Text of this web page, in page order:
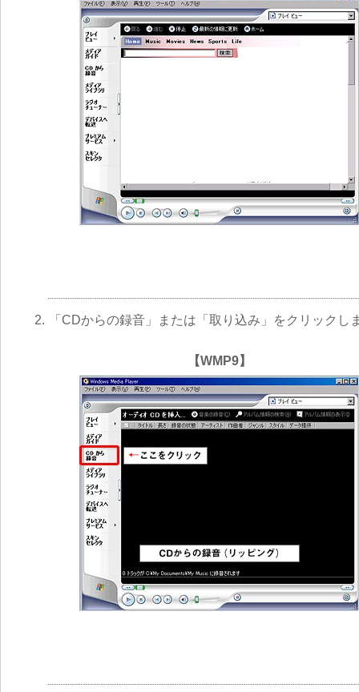
2. 「CDからの録音」または「取り込み」をクリック
【WMP9】